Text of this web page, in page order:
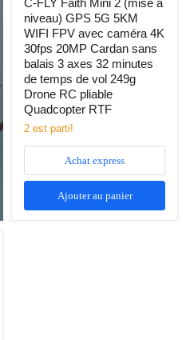
4K
30fps
20MP
Cardan
sans
balais
3
axes
32
minutes
de
temps
vol
249g
RC
C-FLY Faith Mini 2 (mise à
niveau) GPS 5G 5KM
WIFI FPV avec caméra 4K
30fps 20MP Cardan sans
balais 3 axes 32 minutes
de temps de vol 249g
Drone RC pliable
Quadcopter RTF
2 est parti!
Achat express
Ajouter au panier